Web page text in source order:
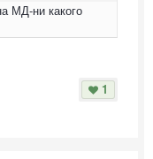
МД-ни какого
1